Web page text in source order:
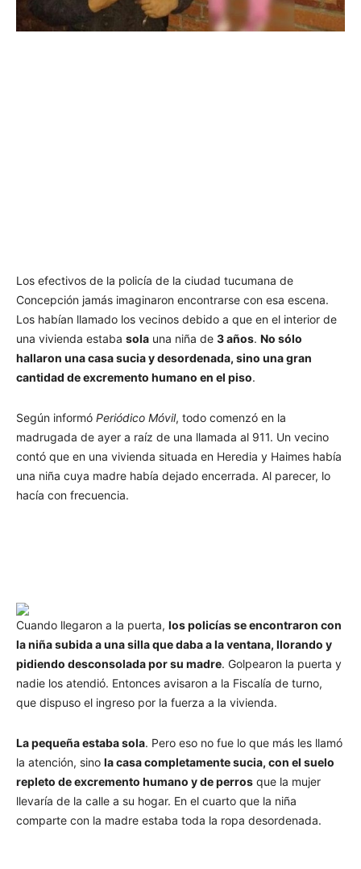
Los efectivos de la policía de la ciudad tucumana de
Concepción jamás imaginaron encontrarse con esa escena.
Los habían llamado los vecinos debido a que en el interior de
una vivienda estaba sola una niña de 3 años. No sólo
hallaron una casa sucia y desordenada, sino una gran
cantidad de excremento humano en el piso.
Según informó Periódico Móvil, todo comenzó en la
madrugada de ayer a raíz de una llamada al 911. Un vecino
contó que en una vivienda situada en Heredia y Haimes había
una niña cuya madre había dejado encerrada. Al parecer, lo
hacía con frecuencia.
Cuando llegaron a la puerta, los policías se encontraron con
la niña subida a una silla que daba a la ventana, llorando y
pidiendo desconsolada por su madre. Golpearon la puerta y
nadie los atendió. Entonces avisaron a la Fiscalía de turno,
que dispuso el ingreso por la fuerza a la vivienda.
La pequeña estaba sola. Pero eso no fue lo que más les llamó
la atención, sino la casa completamente sucia, con el suelo
repleto de excremento humano y de perros que la mujer
llevaría de la calle a su hogar. En el cuarto que la niña
comparte con la madre estaba toda la ropa desordenada.